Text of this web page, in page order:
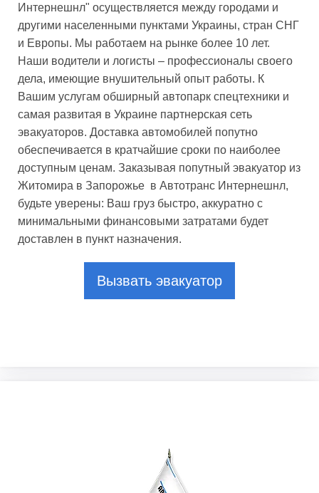
Интернешнл" осуществляется между городами и
другими населенными пунктами Украины, стран СНГ
и Европы. Мы работаем на рынке более 10 лет.
Наши водители и логисты – профессионалы своего
дела, имеющие внушительный опыт работы. К
Вашим услугам обширный автопарк спецтехники и
самая развитая в Украине партнерская сеть
эвакуаторов. Доставка автомобилей попутно
обеспечивается в кратчайшие сроки по наиболее
доступным ценам. Заказывая попутный эвакуатор из
Житомира в Запорожье в Автотранс Интернешнл,
будьте уверены: Ваш груз быстро, аккуратно с
минимальными финансовыми затратами будет
доставлен в пункт назначения.
Вызвать эвакуатор